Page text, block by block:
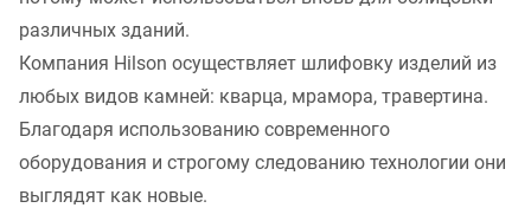
различных зданий.
Компания Hilson осуществляет шлифовку изделий из
любых видов камней: кварца, мрамора, травертина.
Благодаря использованию современного
оборудования и строгому следованию технологии они
выглядят как новые.